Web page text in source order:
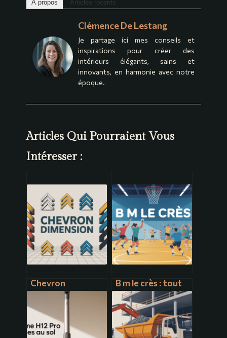
À propos Articles récents
Clémence De Lestang
Je partage ici mes conseils et
inspirations pour créer des
intérieurs élégants, sains et
innovants, en harmonie avec notre
époque.
Articles Qui Pourraient Vous
Intéresser :
Chevron
dimension : guide
complet pour bien
choisir vos
parements
B m le crès : tout
savoir sur le club,
les matchs et les
inscriptions